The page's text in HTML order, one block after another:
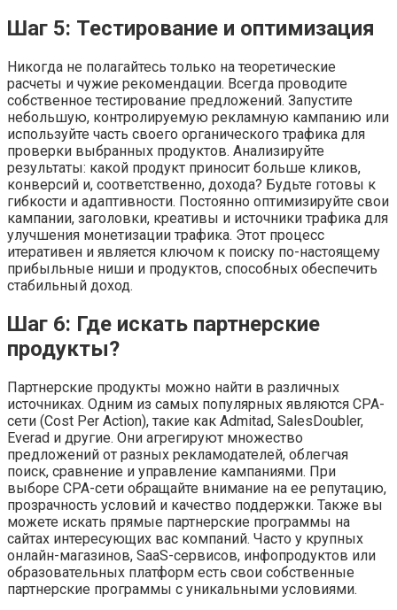
Шаг 5: Тестирование и оптимизация
Никогда не полагайтесь только на теоретические
расчеты и чужие рекомендации. Всегда проводите
собственное тестирование предложений. Запустите
небольшую, контролируемую рекламную кампанию или
используйте часть своего органического трафика для
проверки выбранных продуктов. Анализируйте
результаты: какой продукт приносит больше кликов,
конверсий и, соответственно, дохода? Будьте готовы к
гибкости и адаптивности. Постоянно оптимизируйте свои
кампании, заголовки, креативы и источники трафика для
улучшения монетизации трафика. Этот процесс
итеративен и является ключом к поиску по-настоящему
прибыльные ниши и продуктов, способных обеспечить
стабильный доход.
Шаг 6: Где искать партнерские
продукты?
Партнерские продукты можно найти в различных
источниках. Одним из самых популярных являются CPA-
сети (Cost Per Action), такие как Admitad, SalesDoubler,
Everad и другие. Они агрегируют множество
предложений от разных рекламодателей, облегчая
поиск, сравнение и управление кампаниями. При
выборе CPA-сети обращайте внимание на ее репутацию,
прозрачность условий и качество поддержки. Также вы
можете искать прямые партнерские программы на
сайтах интересующих вас компаний. Часто у крупных
онлайн-магазинов, SaaS-сервисов, инфопродуктов или
образовательных платформ есть свои собственные
партнерские программы с уникальными условиями.